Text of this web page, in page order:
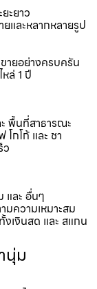
ะยาว
และหลากหลายรูป
ายอย่างครบครัน
ล่ 1 ปี
พื้นที่สาธารณะ
โกโก้ และ ชา
ว
และ อื่นๆ
ความเหมาะสม
งเงินสด และ สแกน
นุ่ม